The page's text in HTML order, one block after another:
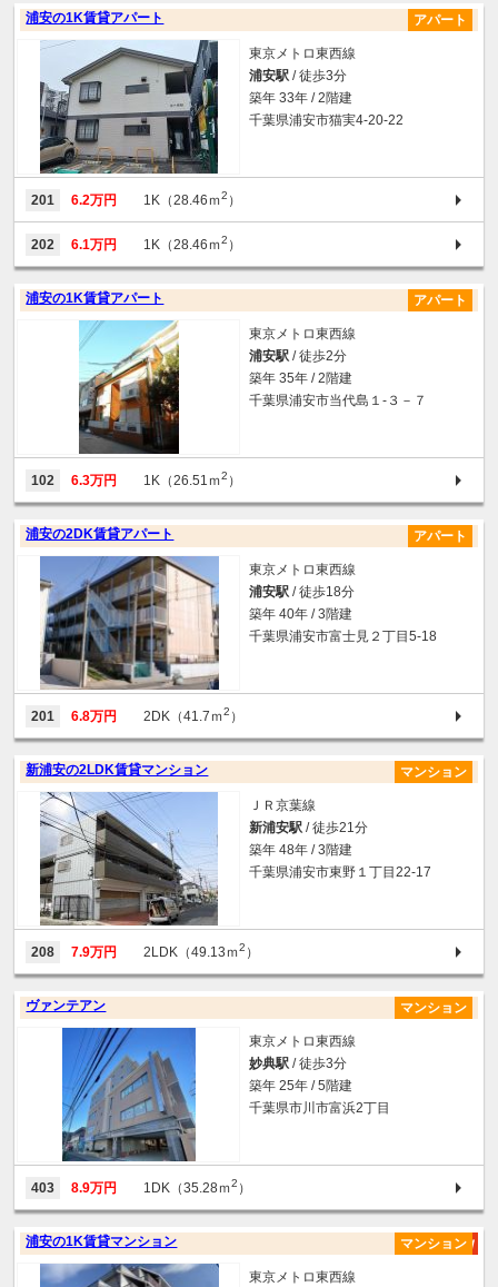
浦安の1K賃貸アパート アパート
東京メトロ東西線
浦安駅 / 徒歩3分
築年 33年 / 2階建
千葉県浦安市猫実4-20-22
201 6.2万円 1K（28.46ｍ2 ）
202 6.1万円 1K（28.46ｍ2 ）
浦安の1K賃貸アパート アパート
東京メトロ東西線
浦安駅 / 徒歩2分
築年 35年 / 2階建
千葉県浦安市当代島１-３－７
102 6.3万円 1K（26.51ｍ2 ）
浦安の2DK賃貸アパート アパート
東京メトロ東西線
浦安駅 / 徒歩18分
築年 40年 / 3階建
千葉県浦安市富士見２丁目5-18
201 6.8万円 2DK（41.7ｍ2 ）
新浦安の2LDK賃貸マンション マンション
ＪＲ京葉線
新浦安駅 / 徒歩21分
築年 48年 / 3階建
千葉県浦安市東野１丁目22-17
208 7.9万円 2LDK（49.13ｍ2 ）
ヴァンテアン マンション
東京メトロ東西線
妙典駅 / 徒歩3分
築年 25年 / 5階建
千葉県市川市富浜2丁目
403 8.9万円 1DK（35.28ｍ2 ）
浦安の1K賃貸マンション マンション
東京メトロ東西線